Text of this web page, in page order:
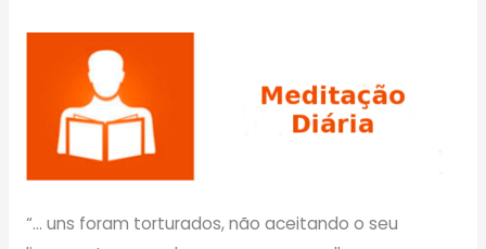
“… uns foram torturados, não aceitando o seu